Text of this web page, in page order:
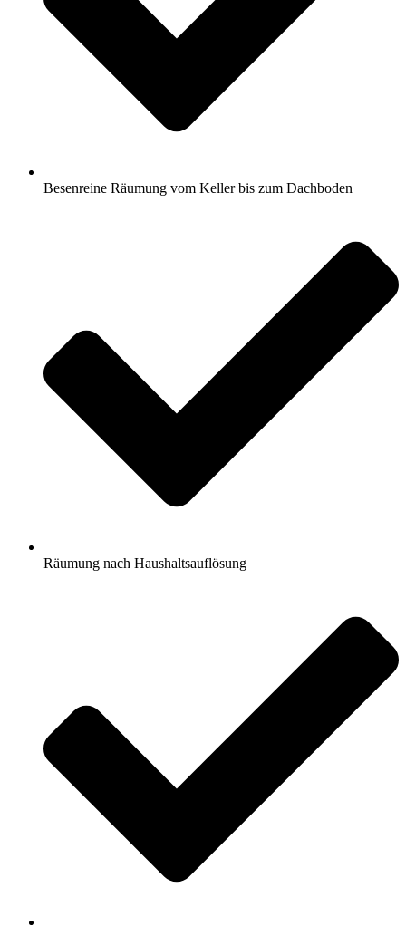
Besenreine Räumung vom Keller bis zum Dachboden
Räumung nach Haushaltsauflösung